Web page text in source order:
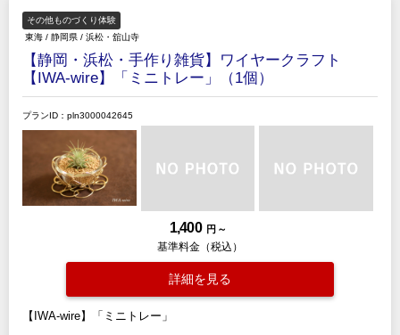
その他ものづくり体験
東海 / 静岡県 / 浜松・舘山寺
【静岡・浜松・手作り雑貨】ワイヤークラフト
【IWA-wire】「ミニトレー」（1個）
プランID：pln3000042645
1,400 円 ～
基準料金（税込）
詳細を見る
【IWA-wire】「ミニトレー」